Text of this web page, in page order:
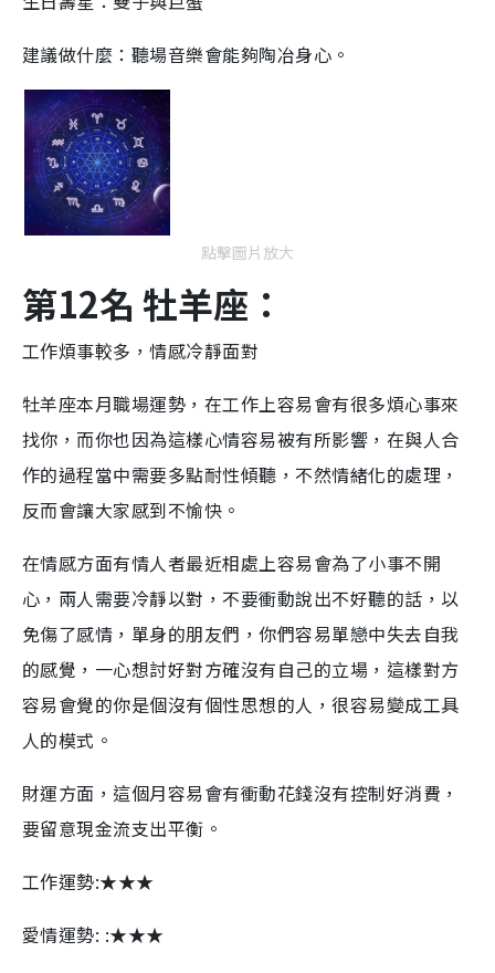
建議做什麼：聽場音樂會能夠陶冶身心。
點擊圖片放大
第12名 牡羊座：
工作煩事較多，情感冷靜面對
牡羊座本月職場運勢，在工作上容易會有很多煩心事來
找你，而你也因為這樣心情容易被有所影響，在與人合
作的過程當中需要多點耐性傾聽，不然情緒化的處理，
反而會讓大家感到不愉快。
在情感方面有情人者最近相處上容易會為了小事不開
心，兩人需要冷靜以對，不要衝動說出不好聽的話，以
免傷了感情，單身的朋友們，你們容易單戀中失去自我
的感覺，一心想討好對方確沒有自己的立場，這樣對方
容易會覺的你是個沒有個性思想的人，很容易變成工具
人的模式。
財運方面，這個月容易會有衝動花錢沒有控制好消費，
要留意現金流支出平衡。
工作運勢:★★★
愛情運勢: :★★★